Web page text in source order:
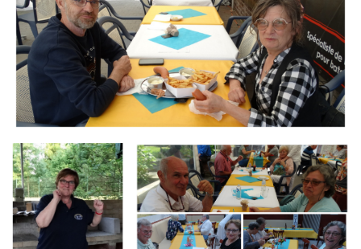
Branding
ARMCHAIR
Branding
ARMCHAIR